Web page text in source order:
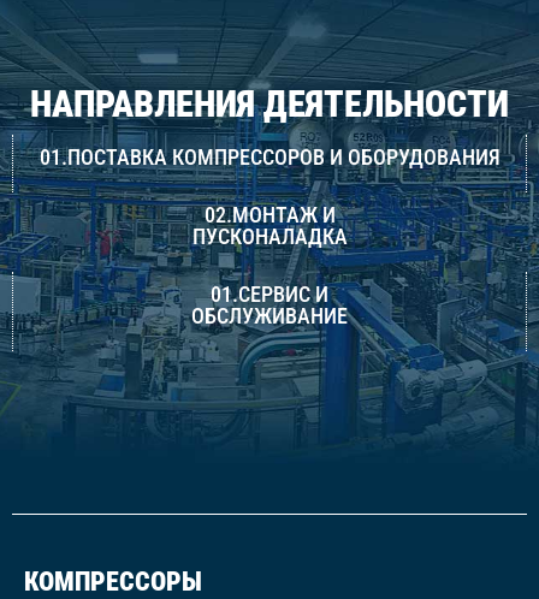
НАПРАВЛЕНИЯ ДЕЯТЕЛЬНОСТИ
01.ПОСТАВКА КОМПРЕССОРОВ И ОБОРУДОВАНИЯ
02.МОНТАЖ И
ПУСКОНАЛАДКА
01.СЕРВИС И
ОБСЛУЖИВАНИЕ
КОМПРЕССОРЫ